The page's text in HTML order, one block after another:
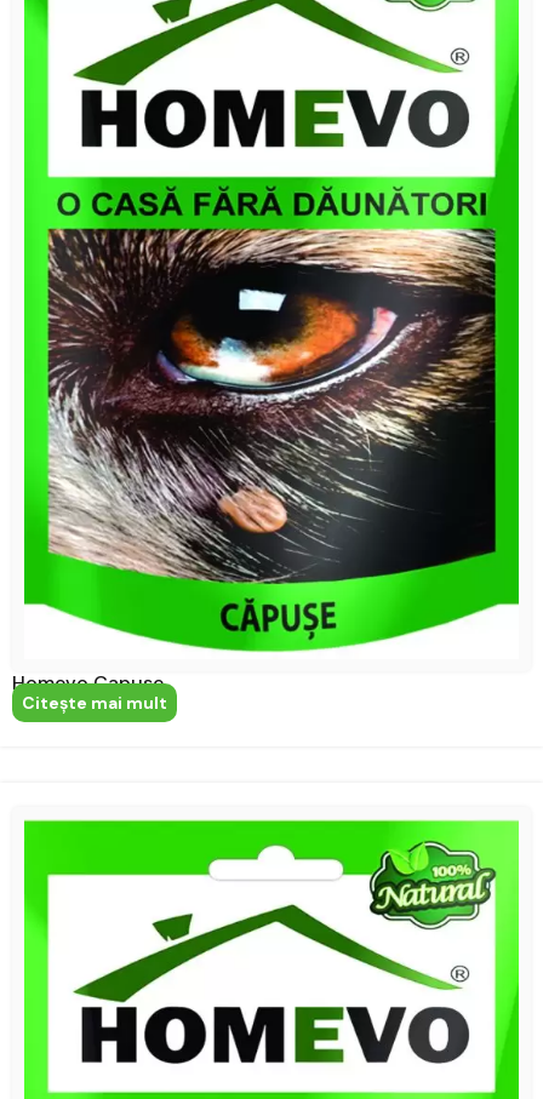
Homevo Capuse
Citeşte mai mult